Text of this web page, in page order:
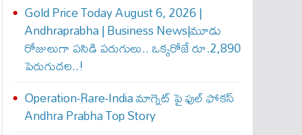
Gold Price Today August 6, 2026 |
Andhraprabha | Business News|మూడు
రోజులుగా పసిడి పరుగులు.. ఒక్కరోజే రూ.2,890
పెరుగుద‌ల‌..!
Operation-Rare-India మాగ్నెట్ పై ఫుల్ ఫోక‌స్
Andhra Prabha Top Story